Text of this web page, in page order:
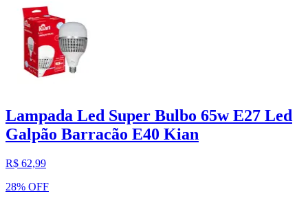
Lampada Led Super Bulbo 65w E27 Led
Galpão Barracão E40 Kian
R$ 62,99
28% OFF